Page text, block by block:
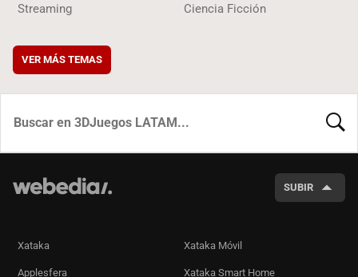
Streaming Ciencia Ficción
VER MÁS TEMAS
SUBIR
Xataka Xataka Móvil
Applesfera Xataka Smart Home